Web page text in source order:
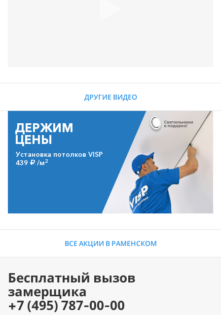
ДРУГИЕ ВИДЕО
ДЕРЖИМ
ЦЕНЫ
Установка потолков VISP
439
/м2
ВСЕ АКЦИИ В РАМЕНСКОМ
Бесплатный вызов
замерщика
+7 (495) 787-00-00